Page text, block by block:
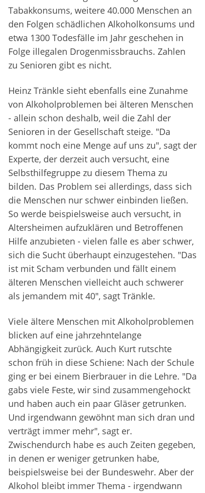
Tabakkonsums, weitere 40.000 Menschen an
den Folgen schädlichen Alkoholkonsums und
etwa 1300 Todesfälle im Jahr geschehen in
Folge illegalen Drogenmissbrauchs. Zahlen
zu Senioren gibt es nicht.
Heinz Tränkle sieht ebenfalls eine Zunahme
von Alkoholproblemen bei älteren Menschen
- allein schon deshalb, weil die Zahl der
Senioren in der Gesellschaft steige. "Da
kommt noch eine Menge auf uns zu", sagt der
Experte, der derzeit auch versucht, eine
Selbsthilfegruppe zu diesem Thema zu
bilden. Das Problem sei allerdings, dass sich
die Menschen nur schwer einbinden ließen.
So werde beispielsweise auch versucht, in
Altersheimen aufzuklären und Betroffenen
Hilfe anzubieten - vielen falle es aber schwer,
sich die Sucht überhaupt einzugestehen. "Das
ist mit Scham verbunden und fällt einem
älteren Menschen vielleicht auch schwerer
als jemandem mit 40", sagt Tränkle.
Viele ältere Menschen mit Alkoholproblemen
blicken auf eine jahrzehntelange
Abhängigkeit zurück. Auch Kurt rutschte
schon früh in diese Schiene: Nach der Schule
ging er bei einem Bierbrauer in die Lehre. "Da
gabs viele Feste, wir sind zusammengehockt
und haben auch ein paar Gläser getrunken.
Und irgendwann gewöhnt man sich dran und
verträgt immer mehr", sagt er.
Zwischendurch habe es auch Zeiten gegeben,
in denen er weniger getrunken habe,
beispielsweise bei der Bundeswehr. Aber der
Alkohol bleibt immer Thema - irgendwann